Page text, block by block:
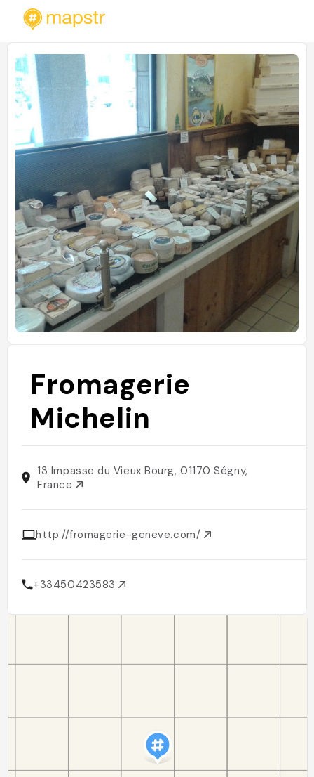
Fromagerie
Michelin
13 Impasse du Vieux Bourg, 01170 Ségny,
France
http://fromagerie-geneve.com/
+33450423583